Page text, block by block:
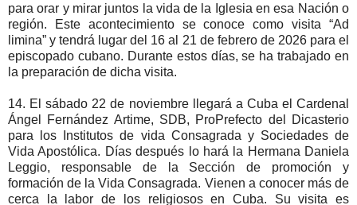
para orar y mirar juntos la vida de la Iglesia en esa Nación o
región. Este acontecimiento se conoce como visita “Ad
limina” y tendrá lugar del 16 al 21 de febrero de 2026 para el
episcopado cubano. Durante estos días, se ha trabajado en
la preparación de dicha visita.
14. El sábado 22 de noviembre llegará a Cuba el Cardenal
Ángel Fernández Artime, SDB, ProPrefecto del Dicasterio
para los Institutos de vida Consagrada y Sociedades de
Vida Apostólica. Días después lo hará la Hermana Daniela
Leggio, responsable de la Sección de promoción y
formación de la Vida Consagrada. Vienen a conocer más de
cerca la labor de los religiosos en Cuba. Su visita es